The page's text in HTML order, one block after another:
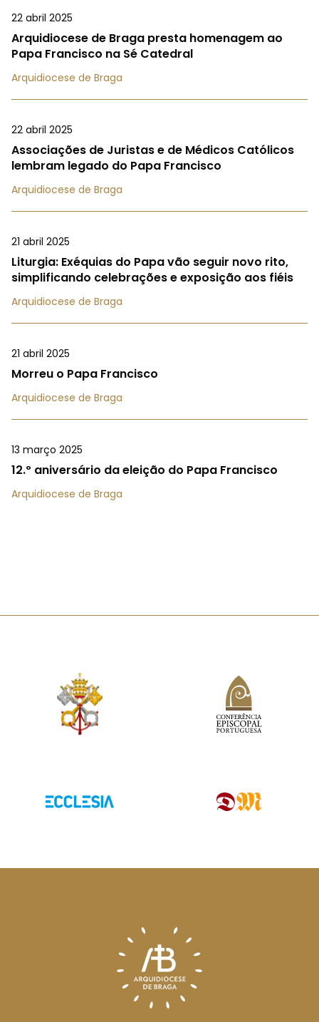
22 abril 2025
Arquidiocese de Braga presta homenagem ao
Papa Francisco na Sé Catedral
Arquidiocese de Braga
22 abril 2025
Associações de Juristas e de Médicos Católicos
lembram legado do Papa Francisco
Arquidiocese de Braga
21 abril 2025
Liturgia: Exéquias do Papa vão seguir novo rito,
simplificando celebrações e exposição aos fiéis
Arquidiocese de Braga
21 abril 2025
Morreu o Papa Francisco
Arquidiocese de Braga
13 março 2025
12.º aniversário da eleição do Papa Francisco
Arquidiocese de Braga